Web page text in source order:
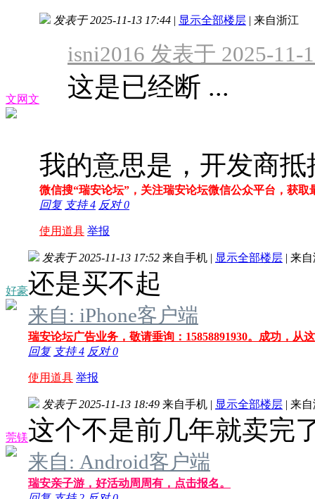
文网文
发表于 2025-11-13 17:44 | 显示全部楼层 | 来自浙江
isni2016 发表于 2025-11-
这是已经断 ...
我的意思是，开发商
微信搜“瑞安论坛”，关注瑞安论坛微信公众平台，获取
回复 支持4 反对0
使用道具 举报
好豪
发表于 2025-11-13 17:52 来自手机 | 显示全部楼层 | 来
还是买不起
来自: iPhone客户端
瑞安论坛广告业务，敬请垂询：15858891930。成功，从
回复 支持4 反对0
使用道具 举报
莞镁
发表于 2025-11-13 18:49 来自手机 | 显示全部楼层 | 来
这个不是前几年就卖完
来自: Android客户端
瑞安亲子游，好活动周周有，点击报名。